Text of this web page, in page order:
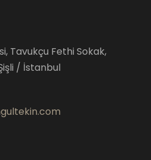
Tavukçu Fethi Sokak,
/ İstanbul